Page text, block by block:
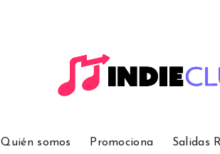
Quién somos Promociona Salidas